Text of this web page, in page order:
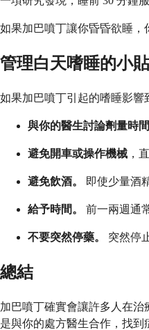
如果加巴噴丁讓你昏昏欲睡，
管理白天嗜睡的小
如果加巴噴丁引起的嗜睡影響
與你的醫生討論劑量時間
避免開車或操作機械 ，
避免飲酒。 即使少量酒
給予時間。 前一兩週通
不要突然停藥。 突然停
總結
加巴噴丁確實會讓許多人在
是與你的處方醫生合作，找到